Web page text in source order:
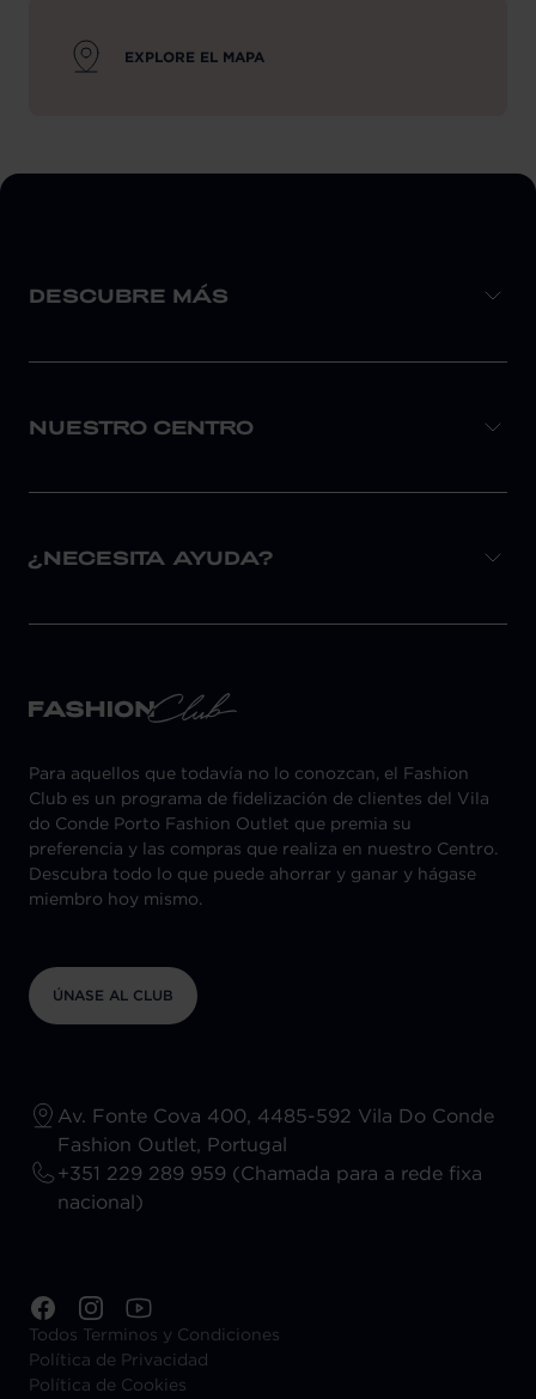
EXPLORE EL MAPA
DESCUBRE MÁS
NUESTRO CENTRO
¿NECESITA AYUDA?
Para aquellos que todavía no lo conozcan, el Fashion
Club es un programa de fidelización de clientes del Vila
do Conde Porto Fashion Outlet que premia su
preferencia y las compras que realiza en nuestro Centro.
Descubra todo lo que puede ahorrar y ganar y hágase
miembro hoy mismo.
ÚNASE AL CLUB
Av. Fonte Cova 400, 4485-592 Vila Do Conde
Fashion Outlet, Portugal
+351 229 289 959 (Chamada para a rede fixa
nacional)
Todos Terminos y Condiciones
Política de Privacidad
Política de Cookies